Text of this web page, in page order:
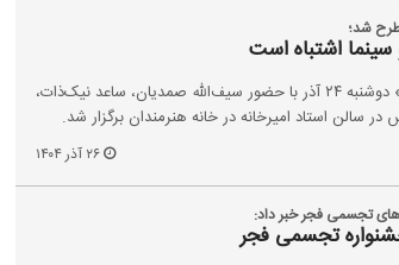
شد؛
اشتباه است
کارگاه آموزشی «هر عکس، شروع یک روایت» دوشنبه ۲۴ آذر با حضور سیف‌الله صمدیان، ساعد نیک‌ذات،
سالن استاد امیرخانه در خانه هنرمندان برگزار شد.
۲۶ آذر ۱۴۰۴
تجسمی فجر خبر داد: